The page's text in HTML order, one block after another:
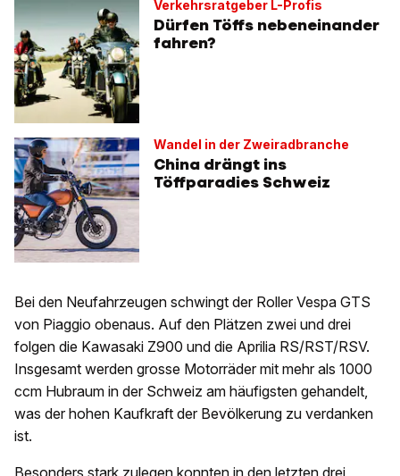
Verkehrsratgeber L-Profis
Dürfen Töffs nebeneinander
fahren?
Wandel in der Zweiradbranche
China drängt ins
Töffparadies Schweiz
Bei den Neufahrzeugen schwingt der Roller Vespa GTS
von Piaggio obenaus. Auf den Plätzen zwei und drei
folgen die Kawasaki Z900 und die Aprilia RS/RST/RSV.
Insgesamt werden grosse Motorräder mit mehr als 1000
ccm Hubraum in der Schweiz am häufigsten gehandelt,
was der hohen Kaufkraft der Bevölkerung zu verdanken
ist.